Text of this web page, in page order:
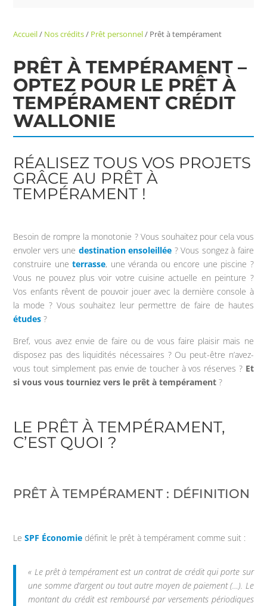
Accueil/ Nos crédits/ Prêt personnel/ Prêt à tempérament
PRÊT À TEMPÉRAMENT –
OPTEZ POUR LE PRÊT À
TEMPÉRAMENT CRÉDIT
WALLONIE
RÉALISEZ TOUS VOS PROJETS
GRÂCE AU PRÊT À
TEMPÉRAMENT !
Besoin de rompre la monotonie ? Vous souhaitez pour cela vous
envoler vers une destination ensoleillée ? Vous songez à faire
construire uneterrasse, une véranda ou encore une piscine ?
Vous ne pouvez plus voir votre cuisine actuelle en peinture ?
Vos enfants rêvent de pouvoir jouer avec la dernière console à
la mode ? Vous souhaitez leur permettre de faire de hautes
études ?
Bref, vous avez envie de faire ou de vous faire plaisir mais ne
disposez pas des liquidités nécessaires ? Ou peut-être n’avez-
vous tout simplement pas envie de toucher à vos réserves ? Et
si vous vous tourniez vers le prêt à tempérament ?
LE PRÊT À TEMPÉRAMENT,
C’EST QUOI ?
PRÊT À TEMPÉRAMENT : DÉFINITION
LeSPF Économie définit le prêt à tempérament comme suit :
« Le prêt à tempérament est un contrat de crédit qui porte sur
une somme d’argent ou tout autre moyen de paiement (…). Le
montant du crédit est remboursé par versements périodiques